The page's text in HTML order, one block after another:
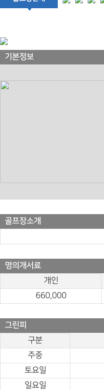
기본정보
골프장소개
명의개서료
개인
660,000
그린피
구분
주중
토요일
일요일